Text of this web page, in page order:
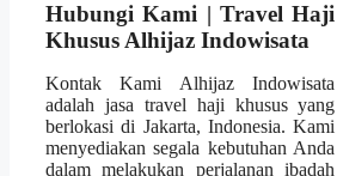
Hubungi Kami | Travel Haji
Khusus Alhijaz Indowisata
Kontak Kami Alhijaz Indowisata
adalah jasa travel haji khusus yang
berlokasi di Jakarta, Indonesia. Kami
menyediakan segala kebutuhan Anda
dalam melakukan perjalanan ibadah